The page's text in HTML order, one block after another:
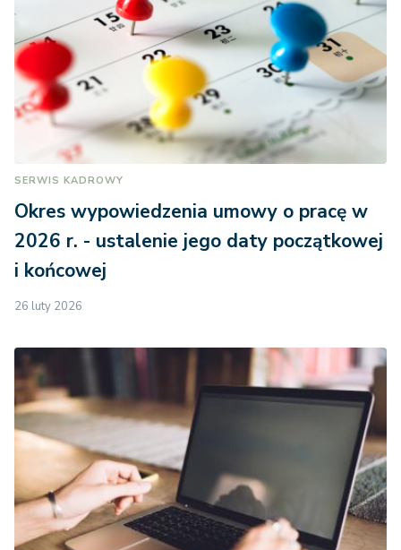
SERWIS KADROWY
Okres wypowiedzenia umowy o pracę w
2026 r. - ustalenie jego daty początkowej
i końcowej
26 luty 2026